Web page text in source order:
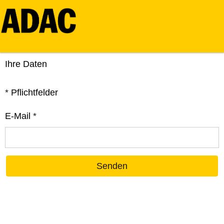
Ihre Daten
* Pflichtfelder
E-Mail *
Senden